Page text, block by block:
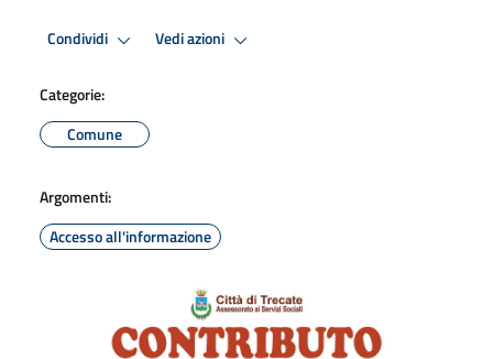
Condividi Vedi azioni
Categorie:
Comune
Argomenti:
Accesso all'informazione